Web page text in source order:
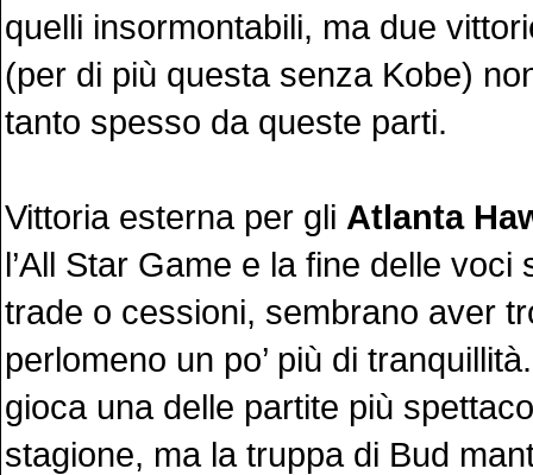
quelli insormontabili, ma due
(per di più questa senza Kobe)
tanto spesso da queste parti.
Vittoria esterna per gli Atlanta
l’All Star Game e la fine delle voci
trade o cessioni, sembrano aver
perlomeno un po’ più di
gioca una delle partite più
stagione, ma la truppa di Bud